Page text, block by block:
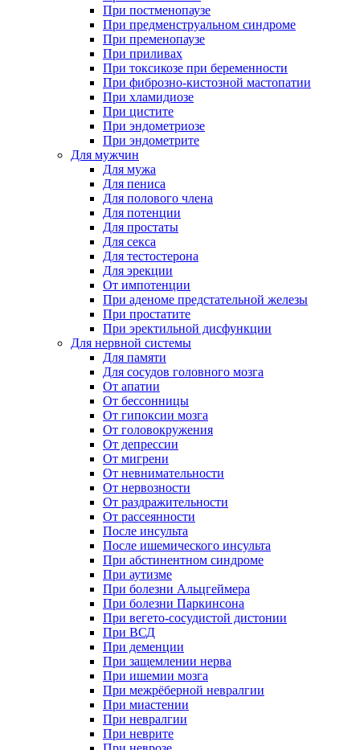
При постменопаузе
При предменструальном синдроме
При пременопаузе
При приливах
При токсикозе при беременности
При фиброзно-кистозной мастопатии
При хламидиозе
При цистите
При эндометриозе
При эндометрите
Для мужчин
Для мужа
Для пениса
Для полового члена
Для потенции
Для простаты
Для секса
Для тестостерона
Для эрекции
От импотенции
При аденоме предстательной железы
При простатите
При эректильной дисфункции
Для нервной системы
Для памяти
Для сосудов головного мозга
От апатии
От бессонницы
От гипоксии мозга
От головокружения
От депрессии
От мигрени
От невнимательности
От нервозности
От раздражительности
От рассеянности
После инсульта
После ишемического инсульта
При абстинентном синдроме
При аутизме
При болезни Альцгеймера
При болезни Паркинсона
При вегето-сосудистой дистонии
При ВСД
При деменции
При защемлении нерва
При ишемии мозга
При межрёберной невралгии
При миастении
При невралгии
При неврите